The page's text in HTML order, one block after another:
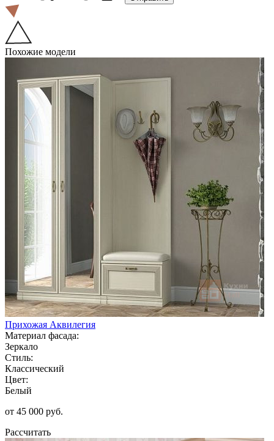
Похожие модели
Прихожая Аквилегия
Материал фасада:
Зеркало
Стиль:
Классический
Цвет:
Белый
от 45 000 руб.
Рассчитать